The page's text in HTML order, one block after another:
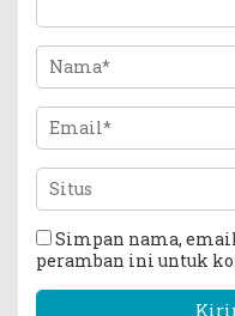
Simpan nama,
peramban ini untuk